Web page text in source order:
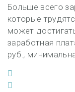
Больше всего
которые
может
заработная
руб.,